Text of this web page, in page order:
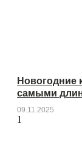
Новогодние
самыми
09.11.2025